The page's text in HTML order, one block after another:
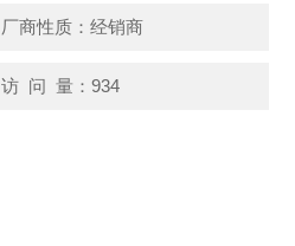
厂商性质：经销商
访 问 量：934